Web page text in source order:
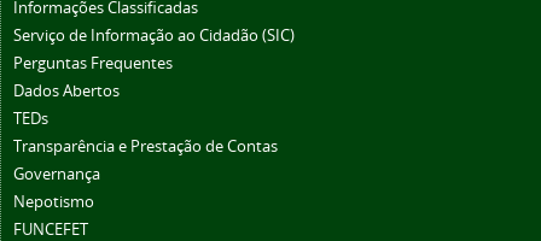
Informações Classificadas
Serviço de Informação ao Cidadão (SIC)
Perguntas Frequentes
Dados Abertos
TEDs
Transparência e Prestação de Contas
Governança
Nepotismo
FUNCEFET